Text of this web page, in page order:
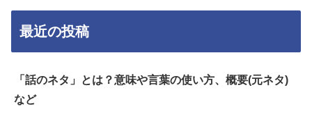
最近の投稿
「話のネタ」とは？意味や言葉の使い方、概要(元ネタ)
など